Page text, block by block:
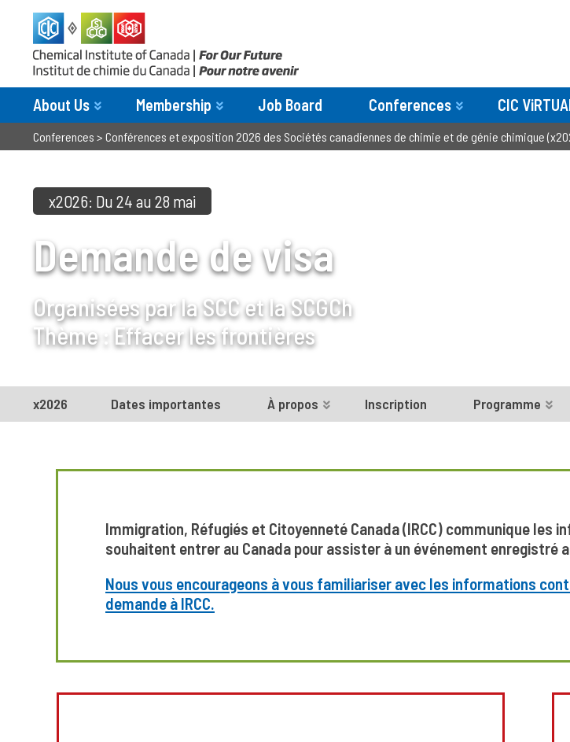
About Us Membership Job Board Conferences CIC
Conferences > Conférences et exposition 2026 des Sociétés canadiennes de chimie et de génie chimique
x2026: Du 24 au 28 mai
Demande de visa
Organisées par la SCC et la SCGCh
Thème : Effacer les frontières
x2026 Dates importantes À propos Inscription Programme
Immigration, Réfugiés et Citoyenneté Canada (IRCC) communique
souhaitent entrer au Canada pour assister à un événement enregistré
Nous vous encourageons à vous familiariser avec les informations
demande à IRCC.